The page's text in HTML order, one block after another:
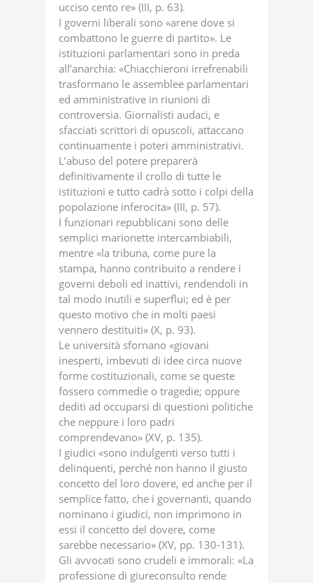
ucciso cento re» (III, p. 63).
I governi liberali sono «arene dove si
combattono le guerre di partito». Le
istituzioni parlamentari sono in preda
all’anarchia: «Chiacchieroni irrefrenabili
trasformano le assemblee parlamentari
ed amministrative in riunioni di
controversia. Giornalisti audaci, e
sfacciati scrittori di opuscoli, attaccano
continuamente i poteri amministrativi.
L’abuso del potere preparerà
definitivamente il crollo di tutte le
istituzioni e tutto cadrà sotto i colpi della
popolazione inferocita» (III, p. 57).
I funzionari repubblicani sono delle
semplici marionette intercambiabili,
mentre «la tribuna, come pure la
stampa, hanno contribuito a rendere i
governi deboli ed inattivi, rendendoli in
tal modo inutili e superflui; ed è per
questo motivo che in molti paesi
vennero destituiti» (X, p. 93).
Le università sfornano «giovani
inesperti, imbevuti di idee circa nuove
forme costituzionali, come se queste
fossero commedie o tragedie; oppure
dediti ad occuparsi di questioni politiche
che neppure i loro padri
comprendevano» (XV, p. 135).
I giudici «sono indulgenti verso tutti i
delinquenti, perché non hanno il giusto
concetto del loro dovere, ed anche per il
semplice fatto, che i governanti, quando
nominano i giudici, non imprimono in
essi il concetto del dovere, come
sarebbe necessario» (XV, pp. 130-131).
Gli avvocati sono crudeli e immorali: «La
professione di giureconsulto rende